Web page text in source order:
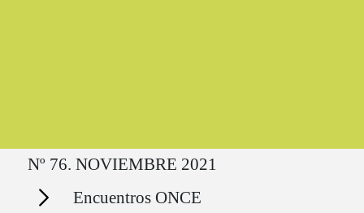
Ruta del sitio
Nº 76. NOVIEMBRE 2021
Secciones Encuentros ONCE